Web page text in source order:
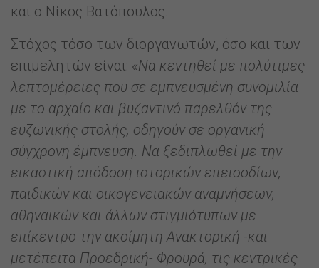
και ο Νίκος Βατόπουλος.
Στόχος τόσο των διοργανωτών, όσο και των
επιμελητών είναι: «Να κεντηθεί με πολύτιμες
λεπτομέρειες που σε εμπνευσμένη συνομιλία
με το αρχαίο και βυζαντινό παρελθόν της
ευζωνικής στολής, οδηγούν σε οργανική
σύγχρονη έμπνευση. Να ξεδιπλωθεί με την
εικαστική απόδοση ιστορικών επεισοδίων,
παιδικών και οικογενειακών αναμνήσεων,
αθηναϊκών και άλλων στιγμιότυπων με
επίκεντρο την ακοίμητη Ανακτορική -και
μετέπειτα Προεδρική- Φρουρά, τις κεντρικές